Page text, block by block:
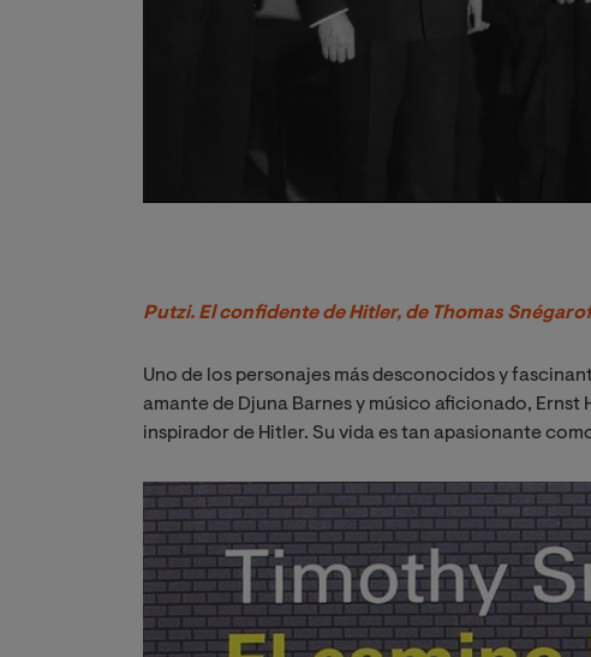
Putzi. El confidente de Hitler, de Thomas
Uno de los personajes más desconocidos y
amante de Djuna Barnes y músico aficionado,
inspirador de Hitler. Su vida es tan apasionante